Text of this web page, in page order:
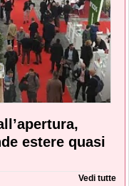
estere quasi
Vedi tutte